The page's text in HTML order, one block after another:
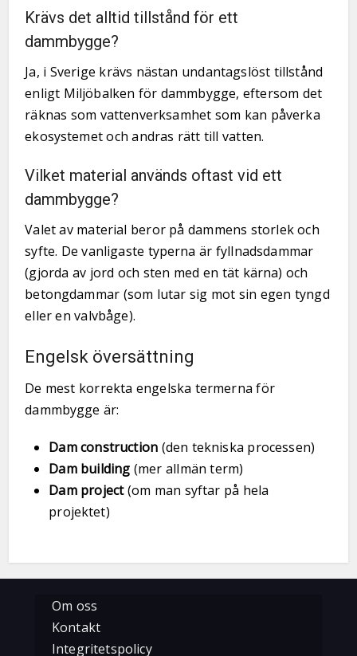
Krävs det alltid tillstånd för ett
dammbygge?
Ja, i Sverige krävs nästan undantagslöst tillstånd
enligt Miljöbalken för dammbygge, eftersom det
räknas som vattenverksamhet som kan påverka
ekosystemet och andras rätt till vatten.
Vilket material används oftast vid ett
dammbygge?
Valet av material beror på dammens storlek och
syfte. De vanligaste typerna är fyllnadsdammar
(gjorda av jord och sten med en tät kärna) och
betongdammar (som lutar sig mot sin egen tyngd
eller en valvbåge).
Engelsk översättning
De mest korrekta engelska termerna för
dammbygge är:
Dam construction (den tekniska processen)
Dam building (mer allmän term)
Dam project(om man syftar på hela
projektet)
Om oss
Kontakt
Integritetspolicy